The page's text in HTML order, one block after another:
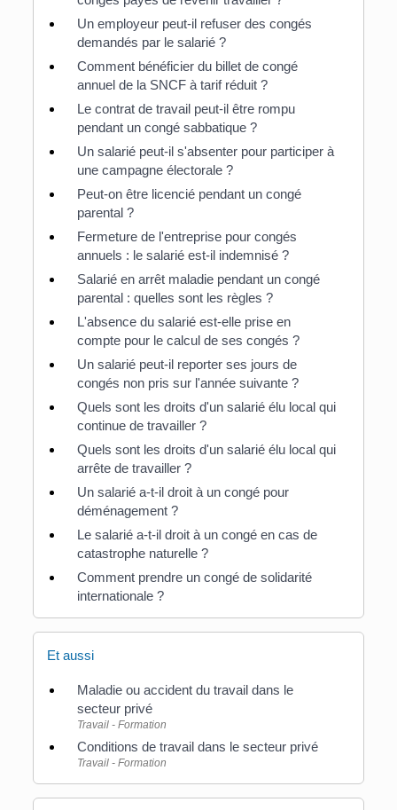
Un employeur peut-il refuser des congés
demandés par le salarié ?
Comment bénéficier du billet de congé
annuel de la SNCF à tarif réduit ?
Le contrat de travail peut-il être rompu
pendant un congé sabbatique ?
Un salarié peut-il s'absenter pour participer à
une campagne électorale ?
Peut-on être licencié pendant un congé
parental ?
Fermeture de l'entreprise pour congés
annuels : le salarié est-il indemnisé ?
Salarié en arrêt maladie pendant un congé
parental : quelles sont les règles ?
L'absence du salarié est-elle prise en
compte pour le calcul de ses congés ?
Un salarié peut-il reporter ses jours de
congés non pris sur l'année suivante ?
Quels sont les droits d'un salarié élu local qui
continue de travailler ?
Quels sont les droits d'un salarié élu local qui
arrête de travailler ?
Un salarié a-t-il droit à un congé pour
déménagement ?
Le salarié a-t-il droit à un congé en cas de
catastrophe naturelle ?
Comment prendre un congé de solidarité
internationale ?
Et aussi
Maladie ou accident du travail dans le
secteur privé
Travail - Formation
Conditions de travail dans le secteur privé
Travail - Formation